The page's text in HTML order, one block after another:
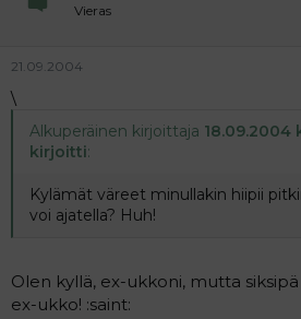
Vieras
21.09.2004
\
Alkuperäinen kirjoittaja 18.09.2004
kirjoitti:
Kylämät väreet minullakin hiipii
voi ajatella? Huh!
Olen kyllä, ex-ukkoni, mutta
ex-ukko! :saint: